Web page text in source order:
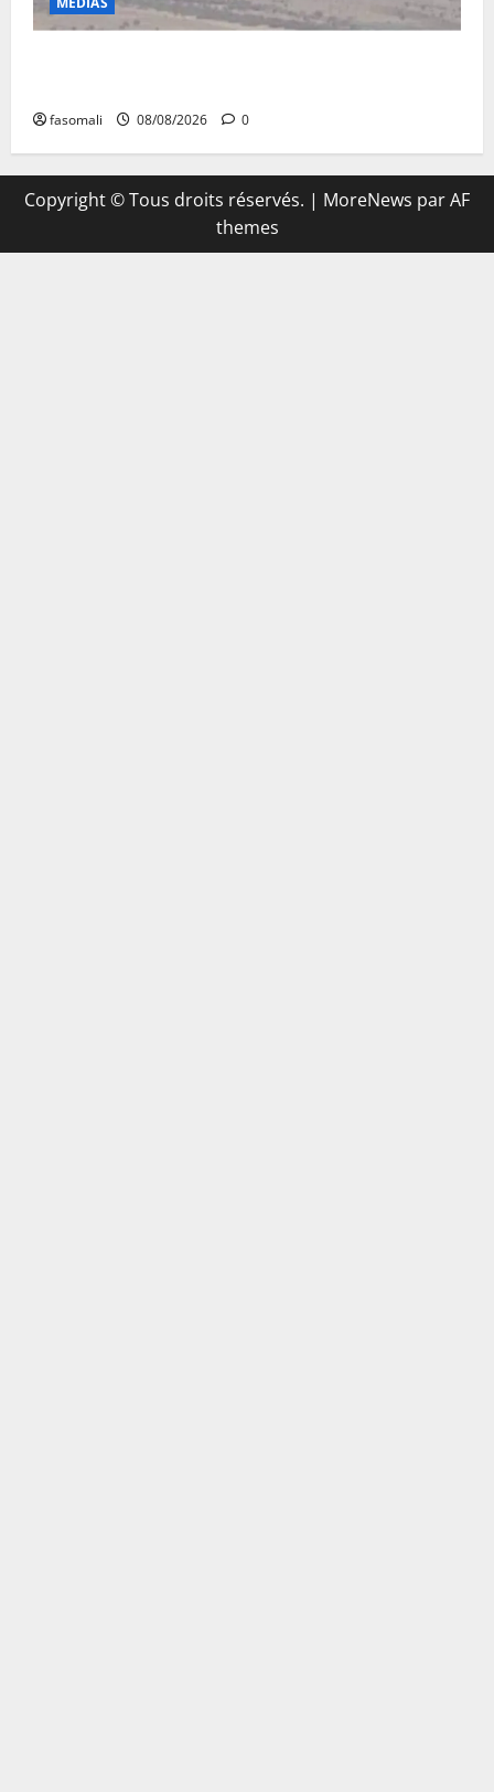
fasomali 08/08/2026 0
Copyright © Tous droits réservés. | MoreNews par AF
themes